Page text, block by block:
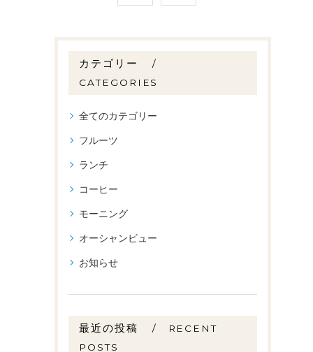
カテゴリー
CATEGORIES
全てのカテゴリー
フルーツ
ランチ
コーヒー
モーニング
オーシャンビュー
お知らせ
最近の投稿
RECENT
POSTS